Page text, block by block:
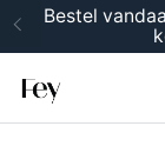
Ga naar content
Vorige
Bestel